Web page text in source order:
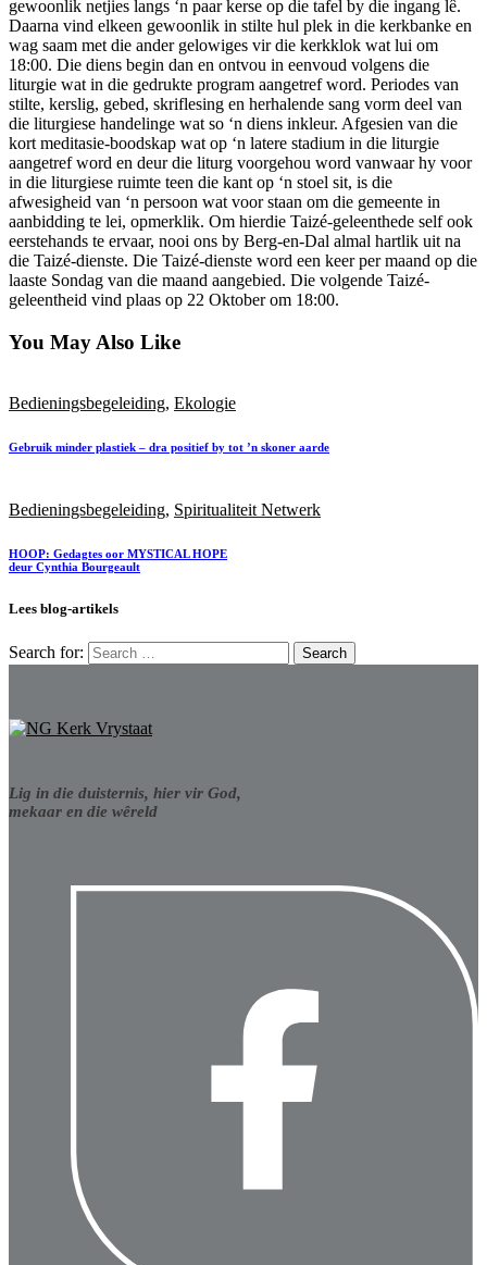
gewoonlik netjies langs ‘n paar kerse op die tafel by die ingang lê.
Daarna vind elkeen gewoonlik in stilte hul plek in die kerkbanke en
wag saam met die ander gelowiges vir die kerkklok wat lui om
18:00. Die diens begin dan en ontvou in eenvoud volgens die
liturgie wat in die gedrukte program aangetref word. Periodes van
stilte, kerslig, gebed, skriflesing en herhalende sang vorm deel van
die liturgiese handelinge wat so ‘n diens inkleur. Afgesien van die
kort meditasie-boodskap wat op ‘n latere stadium in die liturgie
aangetref word en deur die liturg voorgehou word vanwaar hy voor
in die liturgiese ruimte teen die kant op ‘n stoel sit, is die
afwesigheid van ‘n persoon wat voor staan ​​om die gemeente in
aanbidding te lei, opmerklik. Om hierdie Taizé-geleenthede self ook
eerstehands te ervaar, nooi ons by Berg-en-Dal almal hartlik uit na
die Taizé-dienste. Die Taizé-dienste word een keer per maand op die
laaste Sondag van die maand aangebied. Die volgende Taizé-
geleentheid vind plaas op 22 Oktober om 18:00.
You May Also Like
Bedieningsbegeleiding, Ekologie
Gebruik minder plastiek – dra positief by tot ’n skoner aarde
Bedieningsbegeleiding, Spiritualiteit Netwerk
HOOP: Gedagtes oor MYSTICAL HOPE
deur Cynthia Bourgeault
Lees blog-artikels
Search for:
Lig in die duisternis, hier vir God,
mekaar en die wêreld